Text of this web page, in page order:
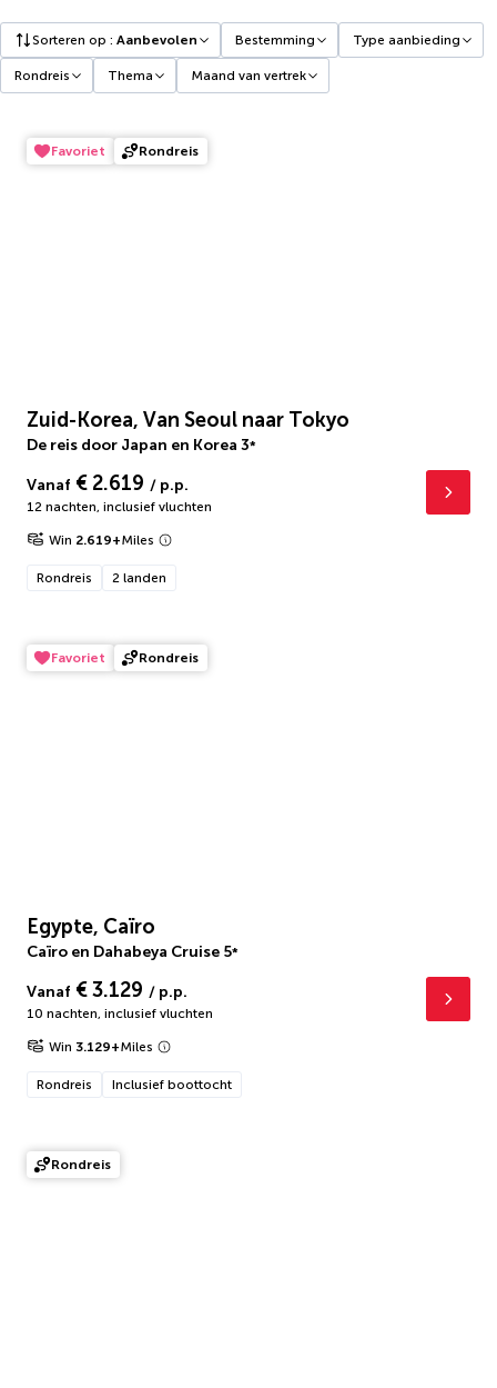
Sorteren op : Aanbevolen Bestemming Type aanbieding
Rondreis Thema Maand van vertrek
Favoriet Rondreis
Zuid-Korea, Van Seoul naar Tokyo
De reis door Japan en Korea 3*
Vanaf € 2.619 / p.p.
12 nachten, inclusief vluchten
Win 2.619+Miles
Rondreis 2 landen
Favoriet Rondreis
Egypte, Caïro
Caïro en Dahabeya Cruise 5*
Vanaf € 3.129 / p.p.
10 nachten, inclusief vluchten
Win 3.129+Miles
Rondreis Inclusief boottocht
Rondreis